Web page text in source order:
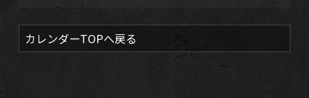
カレンダーTOPへ戻る